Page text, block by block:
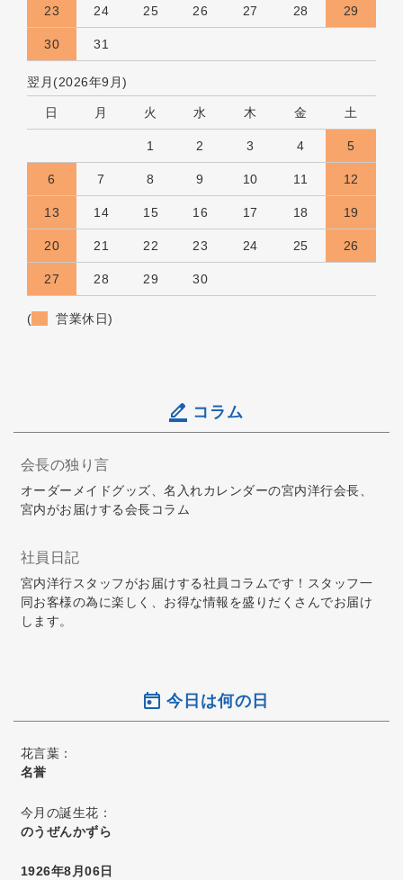
23 24 25 26 27 28 29
30 31
翌月(2026年9月)
日 月 火 水 木 金 土
1 2 3 4 5
6 7 8 9 10 11 12
13 14 15 16 17 18 19
20 21 22 23 24 25 26
27 28 29 30
( 営業休日)
コラム
会長の独り言
オーダーメイドグッズ、名入れカレンダーの宮内洋行会長、
宮内がお届けする会長コラム
社員日記
宮内洋行スタッフがお届けする社員コラムです！スタッフ一
同お客様の為に楽しく、お得な情報を盛りだくさんでお届け
します。
今日は何の日
花言葉：
名誉
今月の誕生花：
のうぜんかずら
1926年8月06日